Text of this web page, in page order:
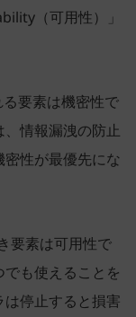
（可用性）」
要素は機密性で
情報漏洩の防止
性が最優先にな
要素は可用性で
も使えることを
停止すると損害